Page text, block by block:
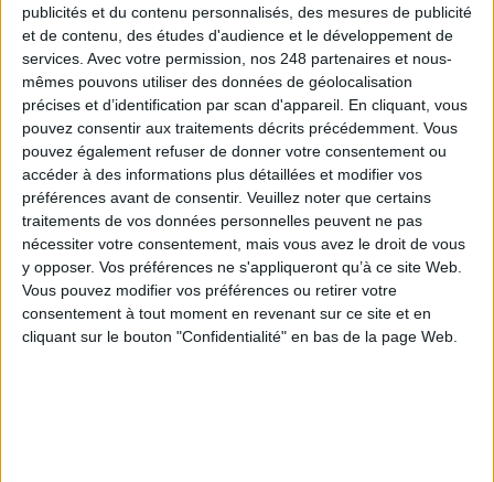
publicités et du contenu personnalisés, des mesures de publicité
et de contenu, des études d'audience et le développement de
services. Avec votre permission, nos 248 partenaires et nous-
mêmes pouvons utiliser des données de géolocalisation
précises et d’identification par scan d'appareil. En cliquant, vous
pouvez consentir aux traitements décrits précédemment. Vous
pouvez également refuser de donner votre consentement ou
accéder à des informations plus détaillées et modifier vos
préférences avant de consentir. Veuillez noter que certains
traitements de vos données personnelles peuvent ne pas
nécessiter votre consentement, mais vous avez le droit de vous
y opposer. Vos préférences ne s'appliqueront qu’à ce site Web.
Vous pouvez modifier vos préférences ou retirer votre
consentement à tout moment en revenant sur ce site et en
cliquant sur le bouton "Confidentialité" en bas de la page Web.
LA BOUTIQUE
Les derniers mags :
IA et automatisation : vers la fin de la veille?
Bibliothèques : comment survivre face aux pressions?
DSI du secteur public : le pivot de la transformation
Les derniers guides :